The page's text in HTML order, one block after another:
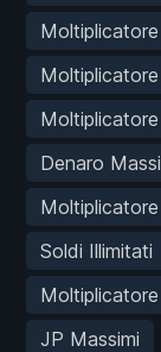
Denaro
Soldi Illimitati
JP Massimi